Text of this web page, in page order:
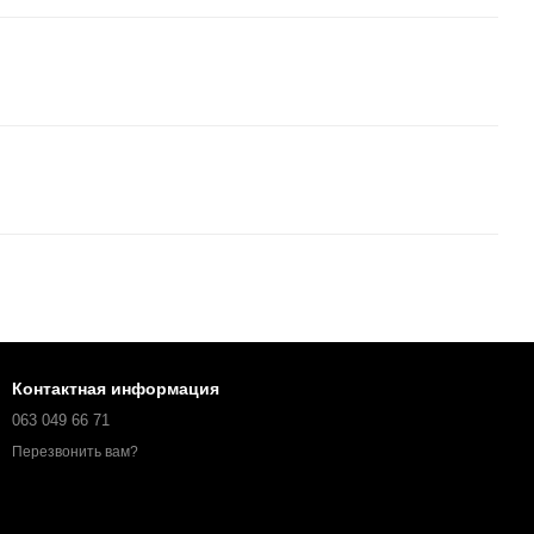
Контактная информация
063 049 66 71
Перезвонить вам?